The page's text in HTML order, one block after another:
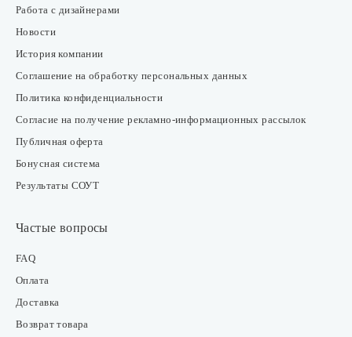
Работа с дизайнерами
Новости
История компании
Соглашение на обработку персональных данных
Политика конфиденциальности
Согласие на получение рекламно-информационных рассылок
Публичная оферта
Бонусная система
Результаты СОУТ
Частые вопросы
FAQ
Оплата
Доставка
Возврат товара